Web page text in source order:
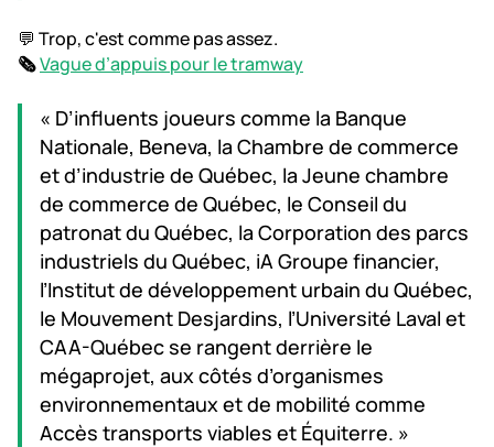
💬 Trop, c'est comme pas assez.
🗞️Vague d’appuis pour le tramway
« D’influents joueurs comme la Banque
Nationale, Beneva, la Chambre de commerce
et d’industrie de Québec, la Jeune chambre
de commerce de Québec, le Conseil du
patronat du Québec, la Corporation des parcs
industriels du Québec, iA Groupe financier,
l’Institut de développement urbain du Québec,
le Mouvement Desjardins, l’Université Laval et
CAA-Québec se rangent derrière le
mégaprojet, aux côtés d’organismes
environnementaux et de mobilité comme
Accès transports viables et Équiterre. »